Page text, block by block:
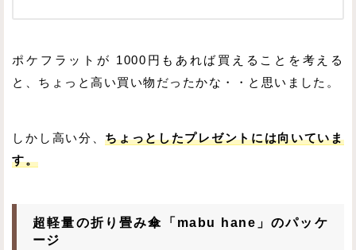
ポケフラットが 1000円もあれば買えることを考える
と、ちょっと高い買い物だったかな・・と思いました。
しかし高い分、ちょっとしたプレゼントには向いていま
す。
超軽量の折り畳み傘「mabu hane」のパッケ
ージ